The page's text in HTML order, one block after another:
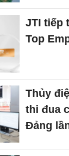
JTI tiếp
Top
Thủy
thi đua
Đảng